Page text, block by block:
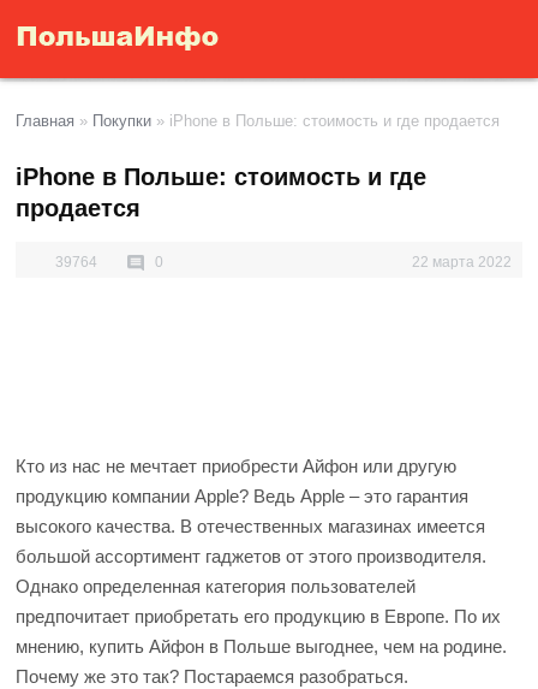
Главная » Покупки » iPhone в Польше: стоимость и где продается
iPhone в Польше: стоимость и где
продается
39764 0 22 марта 2022
Кто из нас не мечтает приобрести Айфон или другую
продукцию компании Apple? Ведь Apple – это гарантия
высокого качества. В отечественных магазинах имеется
большой ассортимент гаджетов от этого производителя.
Однако определенная категория пользователей
предпочитает приобретать его продукцию в Европе. По их
мнению, купить Айфон в Польше выгоднее, чем на родине.
Почему же это так? Постараемся разобраться.